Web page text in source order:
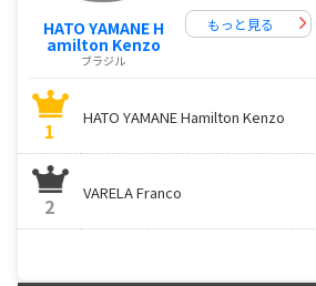
HATO YAMANE H
amilton Kenzo
ブラジル
もっと見る
1
HATO YAMANE Hamilton Kenzo
2
VARELA Franco